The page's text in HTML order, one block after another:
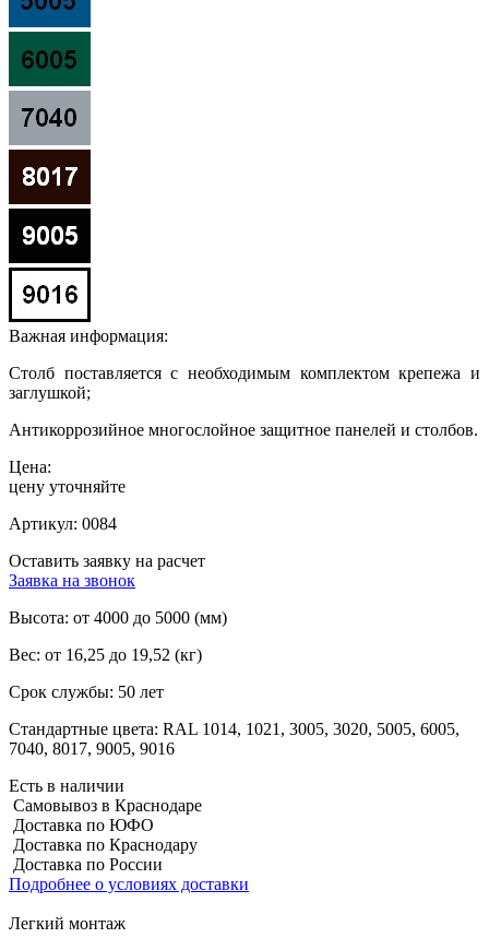
Важная информация:
Столб поставляется с необходимым комплектом крепежа и
заглушкой;
Антикоррозийное многослойное защитное панелей и столбов.
Цена:
цену уточняйте
Артикул: 0084
Оставить заявку на расчет
Заявка на звонок
Высота: от 4000 до 5000 (мм)
Вес: от 16,25 до 19,52 (кг)
Срок службы: 50 лет
Стандартные цвета: RAL 1014, 1021, 3005, 3020, 5005, 6005,
7040, 8017, 9005, 9016
Есть в наличии
Самовывоз в Краснодаре
Доставка по ЮФО
Доставка по Краснодару
Доставка по России
Подробнее о условиях доставки
Легкий монтаж